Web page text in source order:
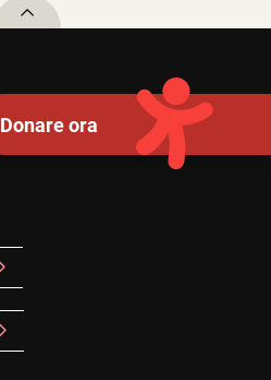
To top
Donare ora